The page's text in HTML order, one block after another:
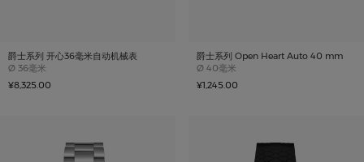
爵士系列 开心36毫米自动机械表
Ø Case size
36毫米
¥8,325.00
爵士系列 Open Heart Auto 40 mm
Ø Case size
40毫米
¥1,245.00